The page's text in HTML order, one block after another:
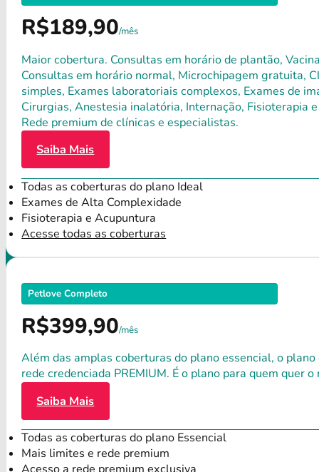
R$189,90/mês
Maior cobertura. Consultas em horário de plantão,
Consultas em horário normal, Microchipagem gratuita,
simples, Exames laboratoriais complexos, Exames de
Cirurgias, Anestesia inalatória, Internação, Fisioterapia
Rede premium de clínicas e especialistas.
Saiba Mais
Todas as coberturas do plano Ideal
Exames de Alta Complexidade
Fisioterapia e Acupuntura
Acesse todas as coberturas
Petlove Completo
R$399,90/mês
Além das amplas coberturas do plano essencial, o
rede credenciada PREMIUM. É o plano para quem quer
Saiba Mais
Todas as coberturas do plano Essencial
Mais limites e rede premium